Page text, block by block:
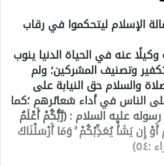
الإسلام ليتحكموا في رقاب
عنه في الحياة الدنيا ينوب
وتصنيف المشركين؛ ولم
والسلام حق النيابة على
الناس في أداء شعائرهم ؛كما
عليه السلام : (رَّبُّكُمْ أَعْلَمُ
إِن يَشَأْ يُعَذِّبْكُمْ ۚ وَمَا أَرْسَلْنَاكَ